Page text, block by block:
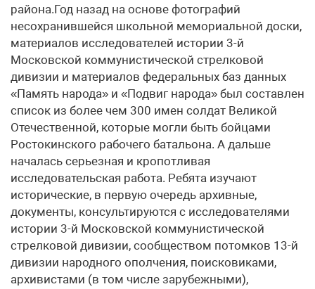
района.Год назад на основе фотографий
несохранившейся школьной мемориальной доски,
материалов исследователей истории 3-й
Московской коммунистической стрелковой
дивизии и материалов федеральных баз данных
«Память народа» и «Подвиг народа» был составлен
список из более чем 300 имен солдат Великой
Отечественной, которые могли быть бойцами
Ростокинского рабочего батальона. А дальше
началась серьезная и кропотливая
исследовательская работа. Ребята изучают
исторические, в первую очередь архивные,
документы, консультируются с исследователями
истории 3-й Московской коммунистической
стрелковой дивизии, сообществом потомков 13-й
дивизии народного ополчения, поисковиками,
архивистами (в том числе зарубежными),